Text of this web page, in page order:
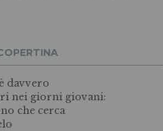
davvero
nei giorni giovani:
che cerca